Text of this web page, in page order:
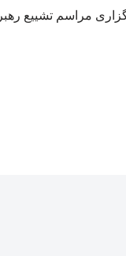
مراسم تشییع رهبر